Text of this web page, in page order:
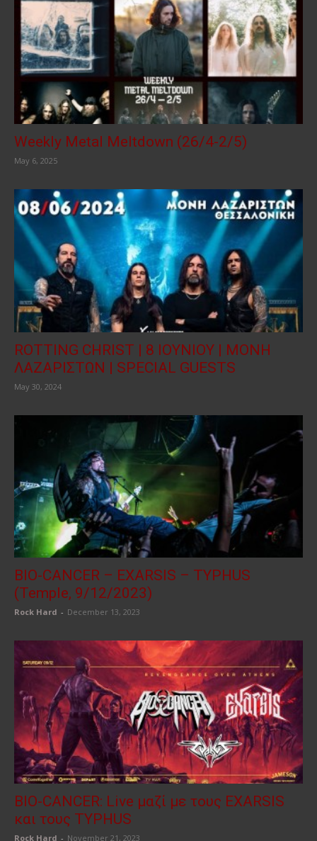
Weekly Metal Meltdown (26/4-2/5)
May 6, 2025
ROTTING CHRIST | 8 ΙΟΥΝΙΟΥ | ΜΟΝΗ
ΛΑΖΑΡΙΣΤΩΝ | SPECIAL GUESTS
May 30, 2024
BIO-CANCER – EXARSIS – TYPHUS
(Temple, 9/12/2023)
Rock Hard - December 13, 2023
BIO-CANCER: Live μαζί με τους EXARSIS
και τους TYPHUS
Rock Hard - November 21, 2023